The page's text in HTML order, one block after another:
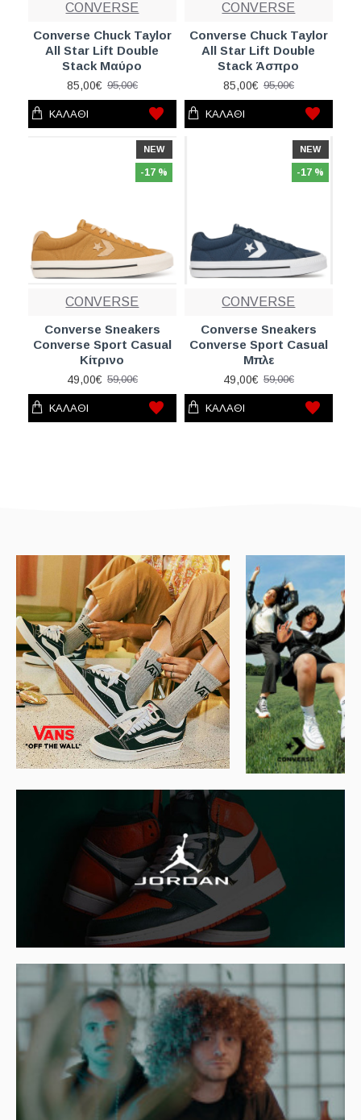
CONVERSE
Converse Chuck Taylor
All Star Lift Double
Stack Μαύρo
85,00€ 95,00€
ΚΑΛΆΘΙ
CONVERSE
Converse Chuck Taylor
All Star Lift Double
Stack Άσπρο
85,00€ 95,00€
ΚΑΛΆΘΙ
NEW
-17 %
CONVERSE
Converse Sneakers
Converse Sport Casual
Κίτρινο
49,00€ 59,00€
ΚΑΛΆΘΙ
NEW
-17 %
CONVERSE
Converse Sneakers
Converse Sport Casual
Μπλε
49,00€ 59,00€
ΚΑΛΆΘΙ